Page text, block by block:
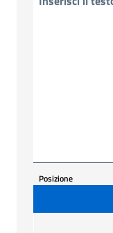
Posizione